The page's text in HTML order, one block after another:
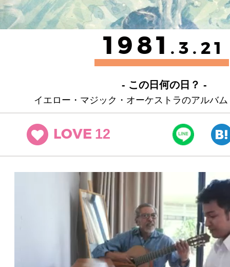
1981 .3.21
- この日何の日？ -
イエロー・マジック・オーケストラのアルバ
LOVE 12